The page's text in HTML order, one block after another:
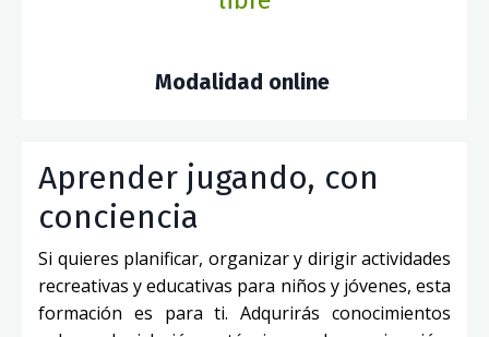
Modalidad online
Aprender jugando, con
conciencia
Si quieres planificar, organizar y dirigir actividades
recreativas y educativas para niños y jóvenes, esta
formación es para ti. Adqurirás conocimientos